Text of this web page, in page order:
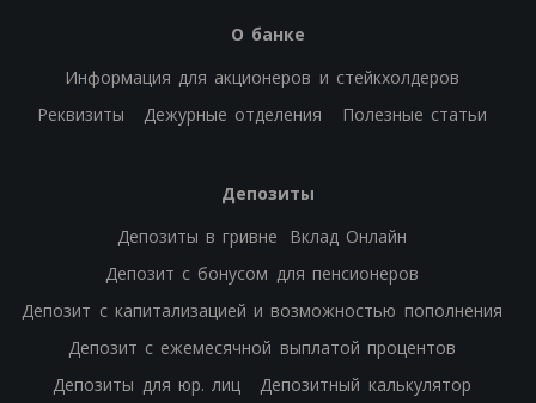
О банке
Информация для акционеров и стейкхолдеров
Реквизиты
Дежурные отделения Полезные статьи
Депозиты
Депозиты в гривне
Вклад Онлайн
Депозит с бонусом для пенсионеров
Депозит с капитализацией и возможностью пополнения
Депозит с ежемесячной выплатой процентов
Депозиты для юр. лиц
Депозитный калькулятор